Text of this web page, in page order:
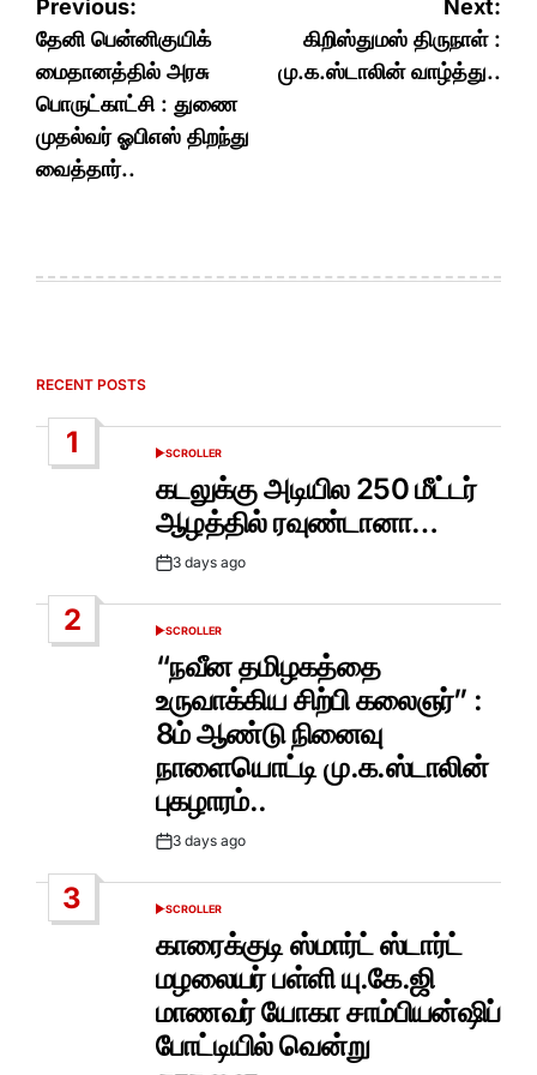
Post
navigation
Previous:
தேனி பென்னிகுயிக்
மைதானத்தில் அரசு
பொருட்காட்சி : துணை
முதல்வர் ஓபிஎஸ் திறந்து
வைத்தார்..
Next:
கிறிஸ்துமஸ் திருநாள் :
மு.க.ஸ்டாலின் வாழ்த்து..
RECENT POSTS
1
POSTED
SCROLLER
கடலுக்கு அடியில 250 மீட்டர்
ஆழத்தில் ரவுண்டானா…
Post3 days ago
2
POSTED
IN
SCROLLER
“நவீன தமிழகத்தை
உருவாக்கிய சிற்பி கலைஞர்” :
8ம் ஆண்டு நினைவு
நாளையொட்டி மு.க.ஸ்டாலின்
புகழாரம்..
Post3 days ago
3
POSTED
SCROLLER
காரைக்குடி ஸ்மார்ட் ஸ்டார்ட்
மழலையர் பள்ளி யு.கே.ஜி
மாணவர் யோகா சாம்பியன்ஷிப்
போட்டியில் வென்று